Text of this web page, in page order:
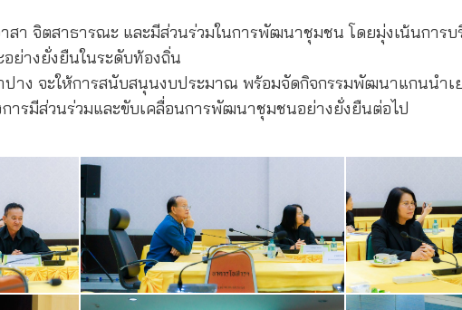
สา จิตสาธารณะ และมีส่วนร่วมในการพัฒนาชุมชน โดยมุ่งเน้นการบ
อย่างยั่งยืนในระดับท้องถิ่น
าง จะให้การสนับสนุนงบประมาณ พร้อมจัดกิจกรรมพัฒนาแกนนำเ
ารมีส่วนร่วมและขับเคลื่อนการพัฒนาชุมชนอย่างยั่งยืนต่อไป